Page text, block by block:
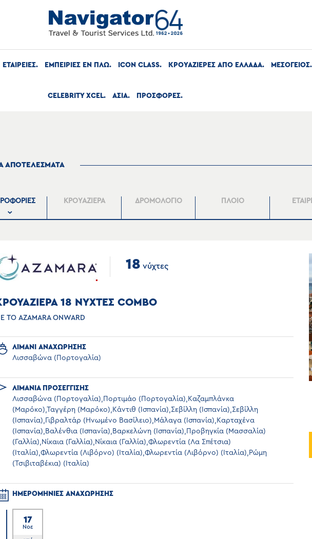
ΕΤΑΙΡΕΙΕΣ ΕΜΠΕΙΡΙΕΣ ΕΝ ΠΛΩ ICON CLASS ΚΡΟΥΑΖΙΕΡΕΣ ΑΠΟ ΕΛΛΑΔΑ ΜΕΣΟΓΕΙΟΣ
CELEBRITY XCEL ΑΣΙΑ ΠΡΟΣΦΟΡΕΣ
ΑΠΟΤΕΛΕΣΜΑΤΑ
ΚΡΟΥΑΖΙΕΡΑ ΔΡΟΜΟΛΟΓΙΟ ΠΛΟΙΟ
18 νύχτες
18 ΝΥΧΤΕΣ COMBO
ΤΟ AZAMARA ONWARD
ΛΙΜΑΝΙ ΑΝΑΧΩΡΗΣΗΣ
Λισσαβώνα (Πορτογαλία)
ΛΙΜΑΝΙΑ ΠΡΟΣΕΓΓΙΣΗΣ
Λισσαβώνα (Πορτογαλία),Πορτιμάο (Πορτογαλία),Καζαμπλάνκα
(Μαρόκο),Ταγγέρη (Μαρόκο),Κάντιθ (Ισπανία),Σεβίλλη (Ισπανία),Σεβίλλη
(Ισπανία),Γιβραλτάρ (Ηνωμένο Βασίλειο),Μάλαγα (Ισπανία),Καρταχένα
(Ισπανία),Βαλένθια (Ισπανία),Βαρκελώνη (Ισπανία),Προβηγκία (Μασσαλία)
(Γαλλία),Νίκαια (Γαλλία),Νίκαια (Γαλλία),Φλωρεντία (Λα Σπέτσια)
(Ιταλία),Φλωρεντία (Λιβόρνο) (Ιταλία),Φλωρεντία (Λιβόρνο) (Ιταλία),Ρώμη
(Τσιβιταβέκια) (Ιταλία)
ΗΜΕΡΟΜΗΝΙΕΣ ΑΝΑΧΩΡΗΣΗΣ
17
Νοε